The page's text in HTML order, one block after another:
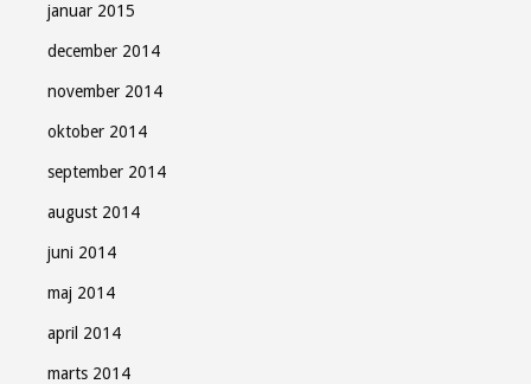
januar 2015
december 2014
november 2014
oktober 2014
september 2014
august 2014
juni 2014
maj 2014
april 2014
marts 2014